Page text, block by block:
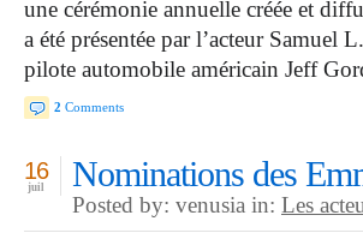
une cérémonie annuelle créée et
a été présentée par l’acteur
pilote automobile américain Jeff
2 Comments
Nominations des
16
juil
Posted by: venusia in: Les